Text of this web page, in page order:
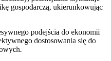
gospodarczą, ukierunkowując
podejścia do ekonomii
dostosowania się do